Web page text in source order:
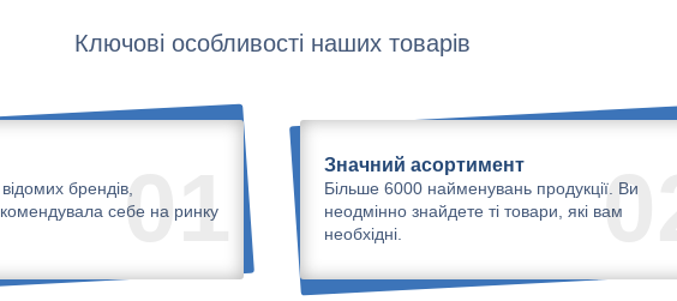
Ключові особливості наших товарів
01
брендів,
себе на ринку
02
Значний асортимент
Більше 6000 найменувань продукції. Ви
неодмінно знайдете ті товари, які вам
необхідні.